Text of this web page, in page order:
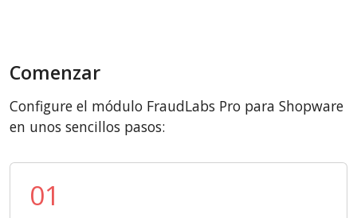
Comenzar
Configure el módulo FraudLabs Pro para Shopware
en unos sencillos pasos:
01